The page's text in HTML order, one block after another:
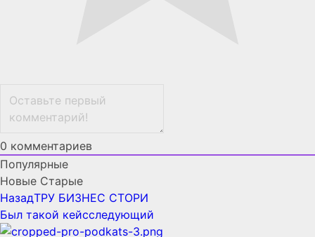
0 комментариев
Популярные
Новые Старые
НазадТРУ БИЗНЕС СТОРИ
Был такой кейсследующий